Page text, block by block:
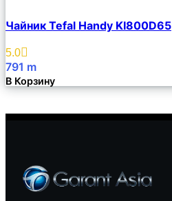
Описание
Избранное
Чайник Tefal Handy KI800D65
5.0
791 m
В Корзину